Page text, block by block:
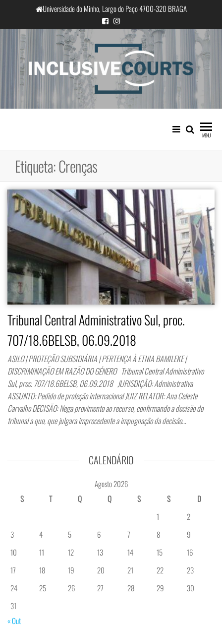
o
conteúdo
Universidade do Minho, Largo do Paço 4700-320 BRAGA
InclusiveCourts
Igualdade e diferença cultural na
prática judicial portuguesa
MENU
Etiqueta:Crenças
Tribunal Central Administrativo Sul, proc.
707/18.6BELSB, 06.09.2018
ASILO | PROTEÇÃO SUBSIDIÁRIA | PERTENÇA À ETNIA BAMILEKE |
DISCRIMINAÇÃO EM RAZÃO DO GÉNERO Tribunal Central Administrativo
Sul, proc. 707/18.6BELSB, 06.09.2018 JURISDIÇÃO: Administrativa
ASSUNTO: Pedido de proteção internacional JUIZ RELATOR: Ana Celeste
Carvalho DECISÃO: Nega provimento ao recurso, confirmando a decisão do
tribunal a quo, que julgara improcedente a impugnação da decisão…
CALENDÁRIO
Agosto 2026
S
T Q Q S S
D
1
2
3
4 5 6 7 8
9
10
11 12 13 14 15
16
17
18 19 20 21 22
23
24
25 26 27 28 29
30
31
« Out